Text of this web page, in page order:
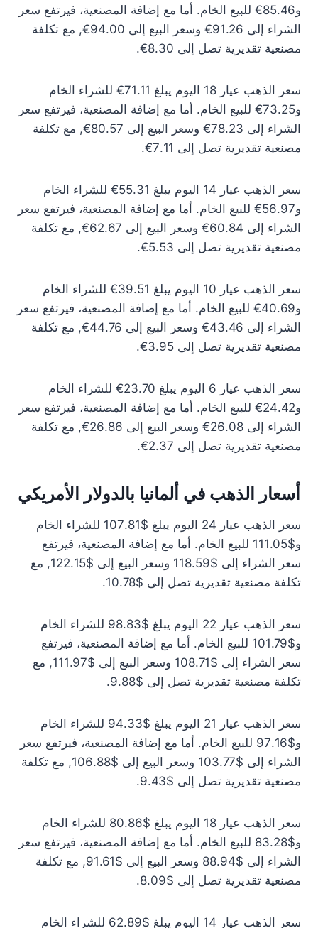
و85.46€ للبيع الخام. أما مع إضافة المصنعية، فيرتفع سعر
الشراء إلى 91.26€ وسعر البيع إلى 94.00€, مع تكلفة
مصنعية تقديرية تصل إلى 8.30€.
سعر الذهب عيار 18 اليوم يبلغ 71.11€ للشراء الخام
و73.25€ للبيع الخام. أما مع إضافة المصنعية، فيرتفع سعر
الشراء إلى 78.23€ وسعر البيع إلى 80.57€, مع تكلفة
مصنعية تقديرية تصل إلى 7.11€.
سعر الذهب عيار 14 اليوم يبلغ 55.31€ للشراء الخام
و56.97€ للبيع الخام. أما مع إضافة المصنعية، فيرتفع سعر
الشراء إلى 60.84€ وسعر البيع إلى 62.67€, مع تكلفة
مصنعية تقديرية تصل إلى 5.53€.
سعر الذهب عيار 10 اليوم يبلغ 39.51€ للشراء الخام
و40.69€ للبيع الخام. أما مع إضافة المصنعية، فيرتفع سعر
الشراء إلى 43.46€ وسعر البيع إلى 44.76€, مع تكلفة
مصنعية تقديرية تصل إلى 3.95€.
سعر الذهب عيار 6 اليوم يبلغ 23.70€ للشراء الخام
و24.42€ للبيع الخام. أما مع إضافة المصنعية، فيرتفع سعر
الشراء إلى 26.08€ وسعر البيع إلى 26.86€, مع تكلفة
مصنعية تقديرية تصل إلى 2.37€.
أسعار الذهب في ألمانيا بالدولار الأمريكي
سعر الذهب عيار 24 اليوم يبلغ $107.81 للشراء الخام
و$111.05 للبيع الخام. أما مع إضافة المصنعية، فيرتفع
سعر الشراء إلى $118.59 وسعر البيع إلى $122.15, مع
تكلفة مصنعية تقديرية تصل إلى $10.78.
سعر الذهب عيار 22 اليوم يبلغ $98.83 للشراء الخام
و$101.79 للبيع الخام. أما مع إضافة المصنعية، فيرتفع
سعر الشراء إلى $108.71 وسعر البيع إلى $111.97, مع
تكلفة مصنعية تقديرية تصل إلى $9.88.
سعر الذهب عيار 21 اليوم يبلغ $94.33 للشراء الخام
و$97.16 للبيع الخام. أما مع إضافة المصنعية، فيرتفع سعر
الشراء إلى $103.77 وسعر البيع إلى $106.88, مع تكلفة
مصنعية تقديرية تصل إلى $9.43.
سعر الذهب عيار 18 اليوم يبلغ $80.86 للشراء الخام
و$83.28 للبيع الخام. أما مع إضافة المصنعية، فيرتفع سعر
الشراء إلى $88.94 وسعر البيع إلى $91.61, مع تكلفة
مصنعية تقديرية تصل إلى $8.09.
سعر الذهب عيار 14 اليوم يبلغ $62.89 للشراء الخام